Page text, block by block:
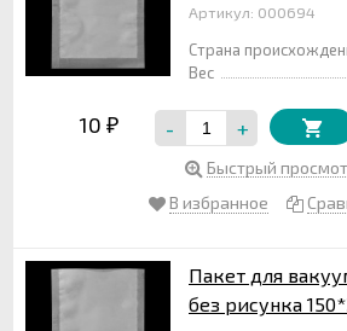
Артикул: 000694
Страна
Вес
10 ₽ - +
Быстрый
В избранное
Пакет для
без рисунка